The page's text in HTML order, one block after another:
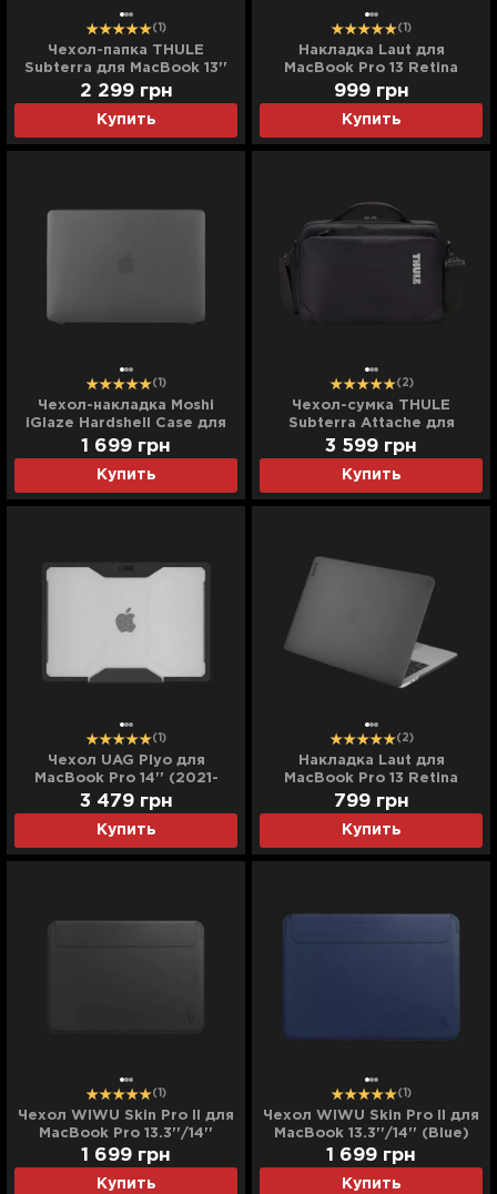
(1)
Чехол-папка THULE
Subterra для MacBook 13''
(Black)
Купить
2 299 грн
(1)
Накладка Laut для
MacBook Pro 13 Retina
(2016/2020) (Frost)
Купить
999 грн
(1)
Чехол-накладка Moshi
iGlaze Hardshell Case для
MacBook Pro 13 (2016-
2020) (Stealth Black)
Купить
1 699 грн
(2)
Чехол-сумка THULE
Subterra Attache для
MacBook 13'' (Black)
Купить
3 599 грн
(1)
Чехол UAG Plyo для
MacBook Pro 14'' (2021-
2025) (Ice)
Купить
3 479 грн
(2)
Накладка Laut для
MacBook Pro 13 Retina
(2012/2015) (Black)
Купить
799 грн
(1)
Чехол WIWU Skin Pro II для
MacBook Pro 13.3''/14''
(Black)
Купить
1 699 грн
(1)
Чехол WIWU Skin Pro II для
MacBook 13.3''/14'' (Blue)
Купить
1 699 грн